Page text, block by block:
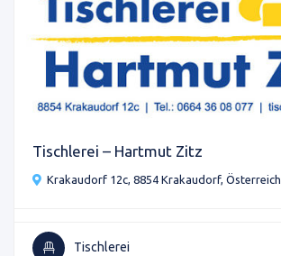
Tischlerei – Hartmut Zitz
Krakaudorf 12c, 8854 Krakaudorf, Österreich
Tischlerei